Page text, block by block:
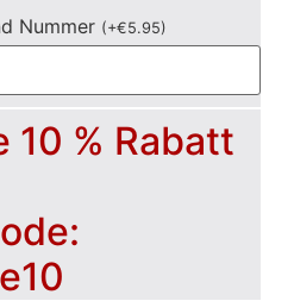
Nummer (+€5.95)
10 % Rabatt